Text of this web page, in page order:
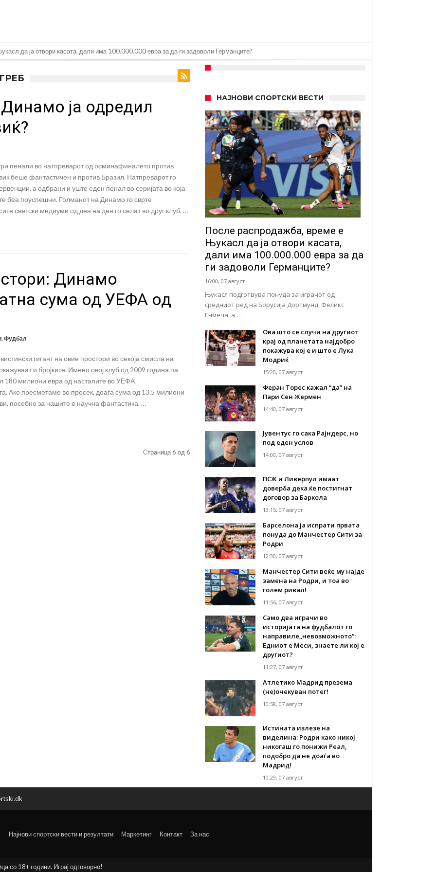
да ја отвори касата, дали има 100.000.000 евра за да ги задоволи Германците?
од планетата најдобро покажува кој е и што е Лука Модриќ
Сен Жермен
еден услов
ќе постигнат договор за Баркола
до Манчестер Сити за Родри
на Родри, и тоа во голем ривал!
на фудбалот го направиле„невозможното“: Едниот е Меси, знаете ли кој е другиот?
потег!
како никој никогаш го понижи Реал, подобро да не доаѓа во Мадрид!
ја одредил
пенали во натпреварот од осминафиналето против
беше фантастичен и против Бразил. Натпреварот го
а одбрани и уште еден пенал во серијата во која
беа поуспешни. Голманот на Динамо го сврте
светски медиуми од ден на ден го селат во друг клуб. …
Динамо
сума од УЕФА од
, Фудбал
гигант на овие простори во секоја смисла на
и бројките. Имено овој клуб од 2009 година па
180 милиони евра од настапите во УЕФА
Ако пресметаме во просек, доаѓа сума од 13.5 милиони
посебно за нашите е научна фантастика. …
Страница 6 од 6
НАЈНОВИ СПОРТСКИ ВЕСТИ
После распродажба, време е
Њукасл да ја отвори касата,
дали има 100.000.000 евра за да
ги задоволи Германците?
16:00, 07 август
Њукасл подготвува понуда за играчот од
средниот ред на Борусија Дортмунд, Феликс
Енмеча, а …
Ова што се случи на другиот
крај од планетата најдобро
покажува кој е и што е Лука
Модриќ
15:20, 07 август
Феран Торес кажал “да” на
Пари Сен Жермен
14:40, 07 август
Јувентус го сака Рајндерс, но
под еден услов
14:00, 07 август
ПСЖ и Ливерпул имаат
доверба дека ќе постигнат
договор за Баркола
13:15, 07 август
Барселона ја испрати првата
понуда до Манчестер Сити за
Родри
12:30, 07 август
Манчестер Сити веќе му најде
замена на Родри, и тоа во
голем ривал!
11:56, 07 август
Само два играчи во
историјата на фудбалот го
направиле„невозможното“:
Едниот е Меси, знаете ли кој е
другиот?
11:27, 07 август
Атлетико Мадрид презема
(не)очекуван потег!
10:58, 07 август
Истината излезе на
виделина: Родри како никој
никогаш го понижи Реал,
подобро да не доаѓа во
Мадрид!
10:29, 07 август
Најнови спортски вести и резултати Маркетинг Контакт За нас
со 18+ години. Играј одговорно!